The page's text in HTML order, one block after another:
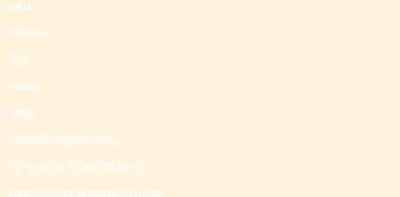
Jeux
E-books
Kits
Packs
Tests
Moteurs de croissance
Formations & Certifications
Neuroscience et Neuroplasticité